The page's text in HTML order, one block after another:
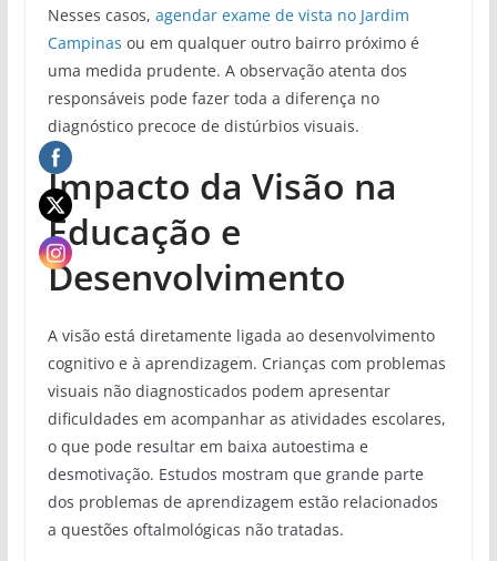
Nesses casos, agendar exame de vista no Jardim
Campinas ou em qualquer outro bairro próximo é
uma medida prudente. A observação atenta dos
responsáveis pode fazer toda a diferença no
diagnóstico precoce de distúrbios visuais.
Impacto da Visão na
Educação e
Desenvolvimento
A visão está diretamente ligada ao desenvolvimento
cognitivo e à aprendizagem. Crianças com problemas
visuais não diagnosticados podem apresentar
dificuldades em acompanhar as atividades escolares,
o que pode resultar em baixa autoestima e
desmotivação. Estudos mostram que grande parte
dos problemas de aprendizagem estão relacionados
a questões oftalmológicas não tratadas.